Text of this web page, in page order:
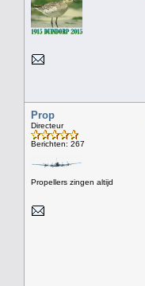
Prop
Directeur
Berichten: 267
Propellers zingen altijd